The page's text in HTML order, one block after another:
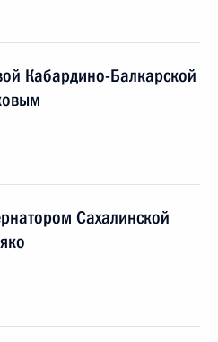
Кабардино-Балкарской
Сахалинской